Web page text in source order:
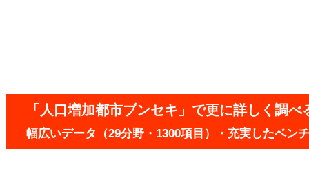
「人口増加都市ブンセキ」で更に詳しく調べ
幅広いデータ（29分野・1300項目）・充実したベン